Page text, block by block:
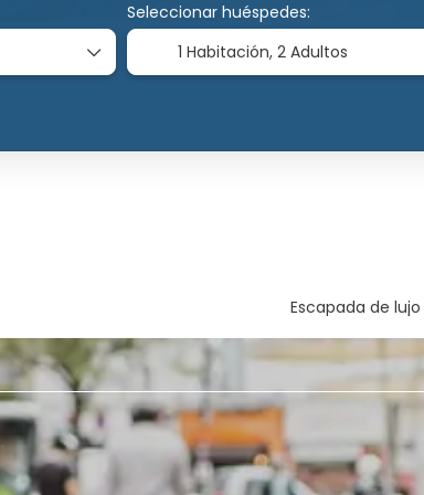
Seleccionar huéspedes:
1 Habitación, 2 Adultos
Escapada de lujo